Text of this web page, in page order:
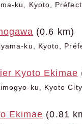
ku, Kyoto,
(0.6 km)
ku, Kyoto,
Kyoto Ekimae
ku, Kyoto
Ekimae (0.81